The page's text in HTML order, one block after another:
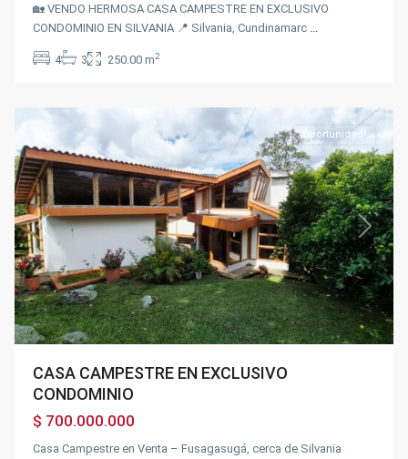
🏡 VENDO HERMOSA CASA CAMPESTRE EN EXCLUSIVO
CONDOMINIO EN SILVANIA 📍 Silvania, Cundinamarc
4 3 250.00 m2
USATAMA,
Previous Next
Oportunidad!
CASA CAMPESTRE EN EXCLUSIVO
CONDOMINIO
$ 700.000.000
Casa Campestre en Venta – Fusagasugá, cerca de Silvania